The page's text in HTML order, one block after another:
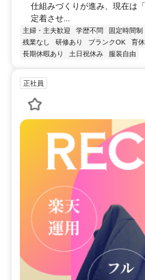
仕組みづくりが進み、現在は
定着させ...
主婦・主夫歓迎 学歴不問 固定時間制
残業なし
研修あり ブランクOK 育
長期休暇あり
土日祝休み 服装自由
正社員